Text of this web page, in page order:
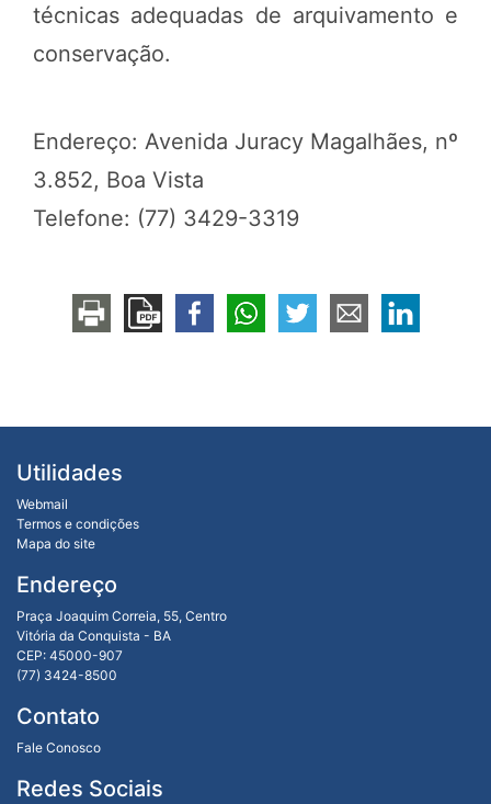
técnicas adequadas de arquivamento e
conservação.
Endereço: Avenida Juracy Magalhães, nº
3.852, Boa Vista
Telefone: (77) 3429-3319
Utilidades
Webmail
Termos e condições
Mapa do site
Endereço
Praça Joaquim Correia, 55, Centro
Vitória da Conquista - BA
CEP: 45000-907
(77) 3424-8500
Contato
Fale Conosco
Redes Sociais